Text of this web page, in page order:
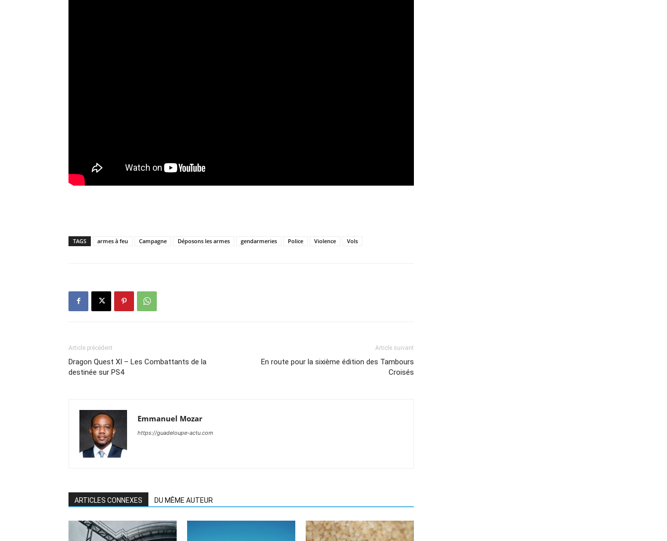
TAGS armes à feu Campagne Déposons les armes gendarmeries Police Violence Vols
Article précédent
Dragon Quest XI – Les Combattants de la
destinée sur PS4
Article suivant
En route pour la sixième édition des Tambours
Croisés
Emmanuel Mozar
https://guadeloupe-actu.com
ARTICLES CONNEXES DU MÊME AUTEUR